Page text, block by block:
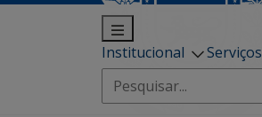
Institucional Serviços
Pesquisar
por: